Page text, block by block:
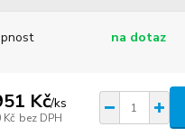
na dotaz
Kč/ks
bez DPH